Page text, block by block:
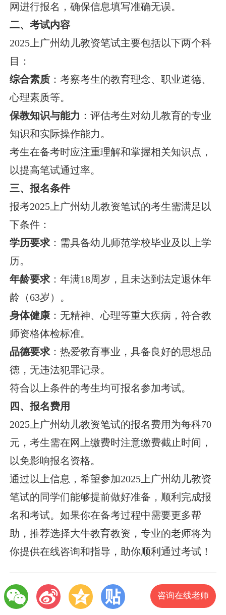
网进行报名，确保信息填写准确无误。
二、考试内容
2025上广州幼儿教资笔试主要包括以下两个科
目：
综合素质 ：考察考生的教育理念、职业道德、
心理素质等。
保教知识与能力 ：评估考生对幼儿教育的专业
知识和实际操作能力。
考生在备考时应注重理解和掌握相关知识点，
以提高笔试通过率。
三、报名条件
报考2025上广州幼儿教资笔试的考生需满足以
下条件：
学历要求：需具备幼儿师范学校毕业及以上学
历。
年龄要求：年满18周岁，且未达到法定退休年
龄（63岁）。
身体健康 ：无精神、心理等重大疾病，符合教
师资格体检标准。
品德要求：热爱教育事业，具备良好的思想品
德，无违法犯罪记录。
符合以上条件的考生均可报名参加考试。
四、报名费用
2025上广州幼儿教资笔试的报名费用为每科70
元，考生需在网上缴费时注意缴费截止时间，
以免影响报名资格。
通过以上信息，希望参加2025上广州幼儿教资
笔试的同学们能够提前做好准备，顺利完成报
名和考试。如果你在备考过程中需要更多帮
助，推荐选择大牛教育教资，专业的老师将为
你提供在线咨询和指导，助你顺利通过考试！
咨询在线老师